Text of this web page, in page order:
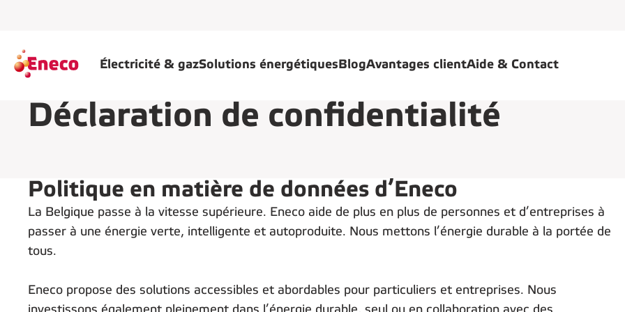
Électricité & gazSolutions énergétiques BlogAvantages clientAide & Contact
Déclaration de confidentialité
Politique en matière de données d’Eneco
La Belgique passe à la vitesse supérieure. Eneco aide de plus en plus de personnes et d’entreprises à
passer à une énergie verte, intelligente et autoproduite. Nous mettons l’énergie durable à la portée de
tous.
Eneco propose des solutions accessibles et abordables pour particuliers et entreprises. Nous